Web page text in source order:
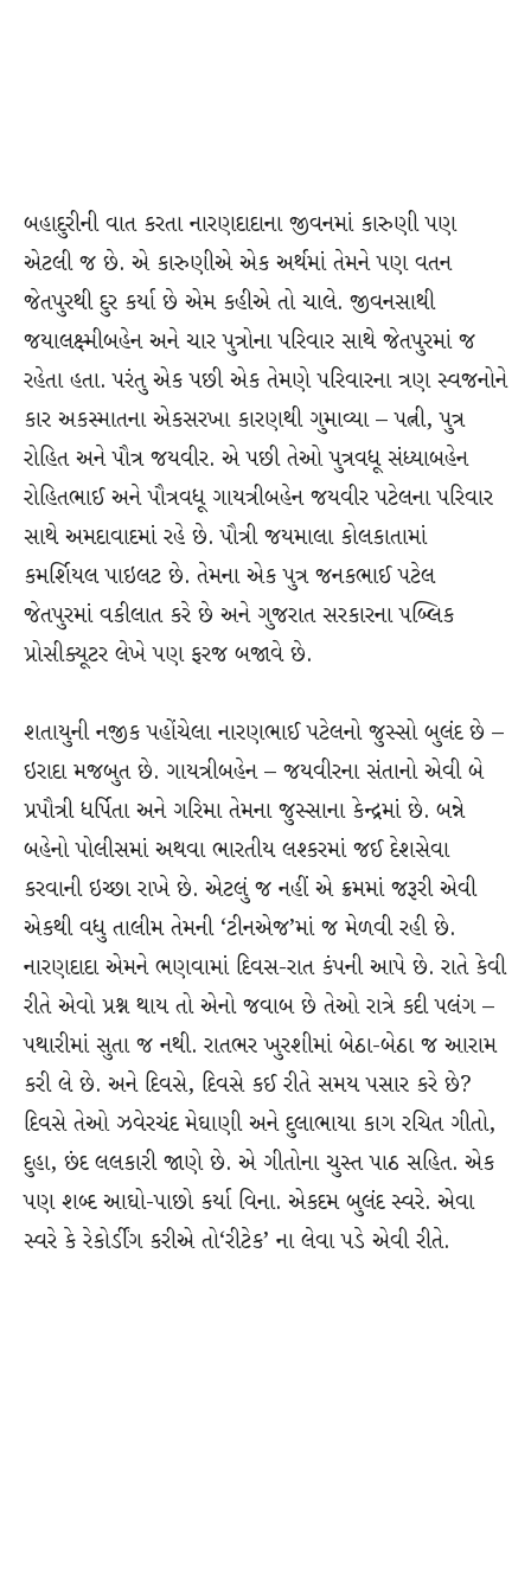
બહાદુરીની વાત કરતા નારણદાદાના જીવનમાં કારુણી પણ
એટલી જ છે. એ કારુણીએ એક અર્થમાં તેમને પણ વતન
જેતપુરથી દુર કર્યા છે એમ કહીએ તો ચાલે. જીવનસાથી
જયાલક્ષ્મીબહેન અને ચાર પુત્રોના પરિવાર સાથે જેતપુરમાં જ
રહેતા હતા. પરંતુ એક પછી એક તેમણે પરિવારના ત્રણ સ્વજનોને
કાર અકસ્માતના એકસરખા કારણથી ગુમાવ્યા – પત્ની, પુત્ર
રોહિત અને પૌત્ર જયવીર. એ પછી તેઓ પુત્રવધૂ સંધ્યાબહેન
રોહિતભાઈ અને પૌત્રવધૂ ગાયત્રીબહેન જયવીર પટેલના પરિવાર
સાથે અમદાવાદમાં રહે છે. પૌત્રી જયમાલા કોલકાતામાં
કમર્શિયલ પાઇલટ છે. તેમના એક પુત્ર જનકભાઈ પટેલ
જેતપુરમાં વકીલાત કરે છે અને ગુજરાત સરકારના પબ્લિક
પ્રોસીક્યૂટર લેખે પણ ફરજ બજાવે છે.
શતાયુની નજીક પહોંચેલા નારણભાઈ પટેલનો જુસ્સો બુલંદ છે –
ઇરાદા મજબુત છે. ગાયત્રીબહેન – જયવીરના સંતાનો એવી બે
પ્રપૌત્રી ધર્પિતા અને ગરિમા તેમના જુસ્સાના કેન્દ્રમાં છે. બન્ને
બહેનો પોલીસમાં અથવા ભારતીય લશ્કરમાં જઈ દેશસેવા
કરવાની ઇચ્છા રાખે છે. એટલું જ નહીં એ ક્રમમાં જરૂરી એવી
એકથી વધુ તાલીમ તેમની ‘ટીનએજ’માં જ મેળવી રહી છે.
નારણદાદા એમને ભણવામાં દિવસ-રાત કંપની આપે છે. રાતે કેવી
રીતે એવો પ્રશ્ન થાય તો એનો જવાબ છે તેઓ રાત્રે કદી પલંગ –
પથારીમાં સુતા જ નથી. રાતભર ખુરશીમાં બેઠા-બેઠા જ આરામ
કરી લે છે. અને દિવસે, દિવસે કઈ રીતે સમય પસાર કરે છે?
દિવસે તેઓ ઝવેરચંદ મેઘાણી અને દુલાભાયા કાગ રચિત ગીતો,
દુહા, છંદ લલકારી જાણે છે. એ ગીતોના ચુસ્ત પાઠ સહિત. એક
પણ શબ્દ આઘો-પાછો કર્યા વિના. એકદમ બુલંદ સ્વરે. એવા
સ્વરે કે રેકોર્ડીંગ કરીએ તો‘રીટેક’ ના લેવા પડે એવી રીતે.